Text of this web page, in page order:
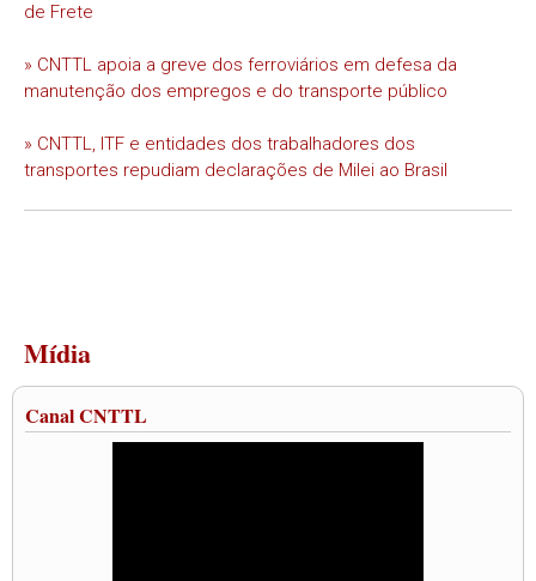
de Frete
» CNTTL apoia a greve dos ferroviários em defesa da
manutenção dos empregos e do transporte público
» CNTTL, ITF e entidades dos trabalhadores dos
transportes repudiam declarações de Milei ao Brasil
Mídia
Canal CNTTL